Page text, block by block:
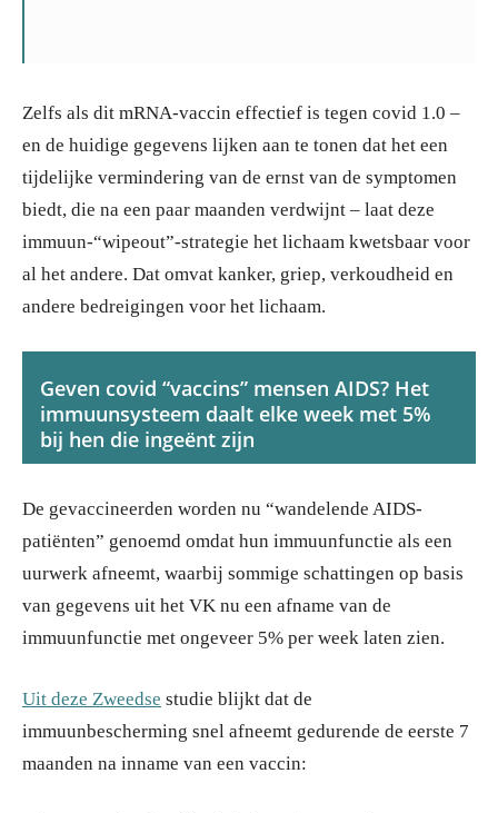
Zelfs als dit mRNA-vaccin effectief is tegen covid 1.0 –
en de huidige gegevens lijken aan te tonen dat het een
tijdelijke vermindering van de ernst van de symptomen
biedt, die na een paar maanden verdwijnt – laat deze
immuun-“wipeout”-strategie het lichaam kwetsbaar voor
al het andere. Dat omvat kanker, griep, verkoudheid en
andere bedreigingen voor het lichaam.
Geven covid “vaccins” mensen AIDS? Het
immuunsysteem daalt elke week met 5%
bij hen die ingeënt zijn
De gevaccineerden worden nu “wandelende AIDS-
patiënten” genoemd omdat hun immuunfunctie als een
uurwerk afneemt, waarbij sommige schattingen op basis
van gegevens uit het VK nu een afname van de
immuunfunctie met ongeveer 5% per week laten zien.
Uit deze Zweedse studie blijkt dat de
immuunbescherming snel afneemt gedurende de eerste 7
maanden na inname van een vaccin: